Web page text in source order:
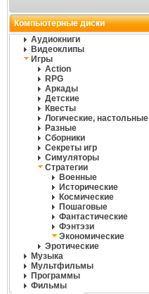
Компьютерные диски
Аудиокниги
Видеоклипы
Игры
Action
RPG
Аркады
Детские
Квесты
Логические, настольные
Разные
Сборники
Секреты игр
Симуляторы
Стратегии
Военные
Исторические
Космические
Пошаговые
Фантастические
Фэнтэзи
Экономические
Эротические
Музыка
Мультфильмы
Программы
Фильмы